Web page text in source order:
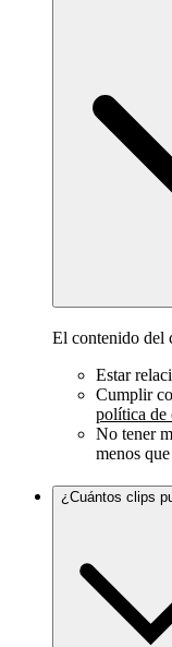
El contenido del
Estar
Cumplir
política de
No tener
menos
¿Cuántos clips